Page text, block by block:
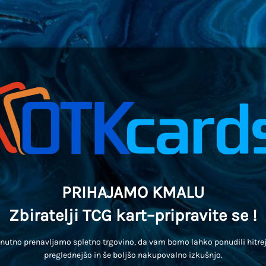
PRIHAJAMO KMALU
Zbiratelji TCG kart–pripravite se !
prenavljamo spletno trgovino, da vam bomo lahko ponudili
preglednejšo in še boljšo nakupovalno izkušnjo.